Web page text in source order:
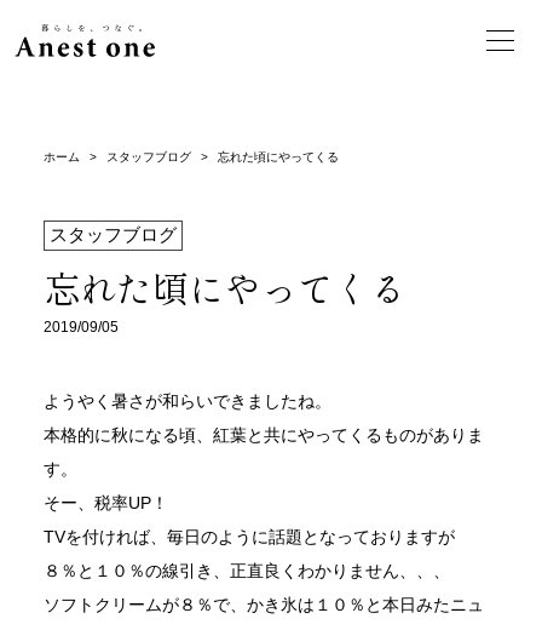
ホーム > スタッフブログ > 忘れた頃にやってくる
スタッフブログ
忘れた頃にやってくる
2019/09/05
ようやく暑さが和らいできましたね。
本格的に秋になる頃、紅葉と共にやってくるものがありま
す。
そー、税率UP！
TVを付ければ、毎日のように話題となっておりますが
８％と１０％の線引き、正直良くわかりません、、、
ソフトクリームが８％で、かき氷は１０％と本日みたニュ